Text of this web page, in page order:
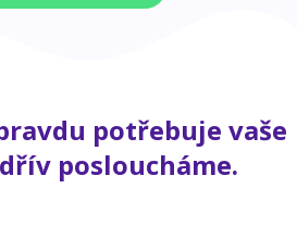
potřebuje vaše
posloucháme.